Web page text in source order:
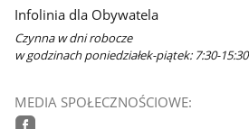
Infolinia dla Obywatela
Czynna w dni robocze
w godzinach poniedziałek-piątek: 7:30-15:30
MEDIA SPOŁECZNOŚCIOWE: